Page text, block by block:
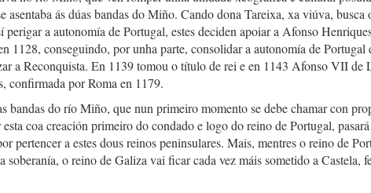
asentaba ás dúas bandas do Miño. Cando dona Tareixa, xa viúva,
perigar a autonomía de Portugal, estes deciden apoiar a Afonso
1128, conseguindo, por unha parte, consolidar a autonomía de Portugal
a Reconquista. En 1139 tomou o título de rei e en 1143 Afonso VII de
confirmada por Roma en 1179.
bandas do río Miño, que nun primeiro momento se debe chamar con
coa creación primeiro do condado e logo do reino de Portugal, pasará
pertencer a estes dous reinos peninsulares. Mais, mentres o reino de
soberanía, o reino de Galiza vai ficar cada vez máis sometido a Castela,